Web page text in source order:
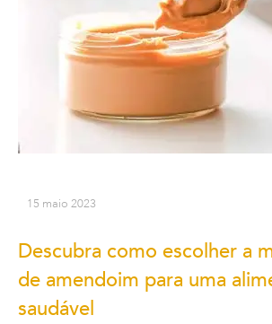
15 maio 2023
Descubra como escolher a
de amendoim para uma
saudável